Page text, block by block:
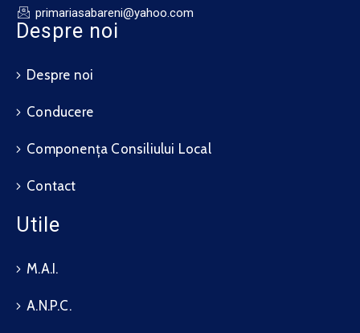
primariasabareni@yahoo.com
Despre noi
Despre noi
Conducere
Componența Consiliului Local
Contact
Utile
M.A.I.
A.N.P.C.